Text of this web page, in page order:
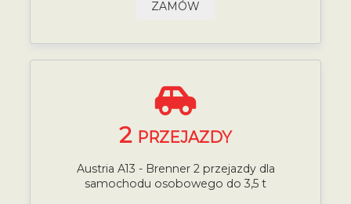
ZAMÓW
2 PRZEJAZDY
Austria A13 - Brenner 2 przejazdy dla
samochodu osobowego do 3,5 t